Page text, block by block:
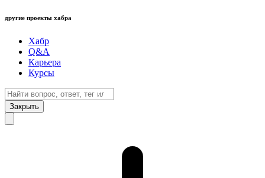
другие проекты хабра
Хабр
Q&A
Карьера
Курсы
Закрыть